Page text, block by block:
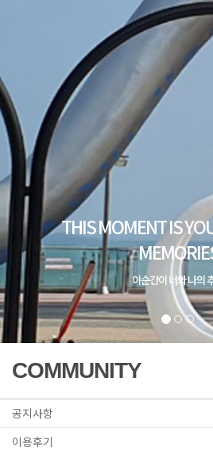
COMMUNITY
공지사항
이용후기